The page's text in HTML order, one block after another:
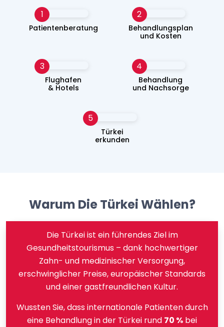
1
Patientenberatung
2
Behandlungsplan
und Kosten
3
Flughafen
& Hotels
4
Behandlung
und Nachsorge
5
Türkei
erkunden
Warum Die Türkei Wählen?
Die Türkei ist ein führendes Ziel im
Gesundheitstourismus – dank hochwertiger
Zahn- und medizinischer Versorgung,
erschwinglicher Preise, europäischer Standards
und einer gastfreundlichen Kultur.
Wussten Sie, dass internationale Patienten durch
eine Behandlung in der Türkei rund 70 % bei